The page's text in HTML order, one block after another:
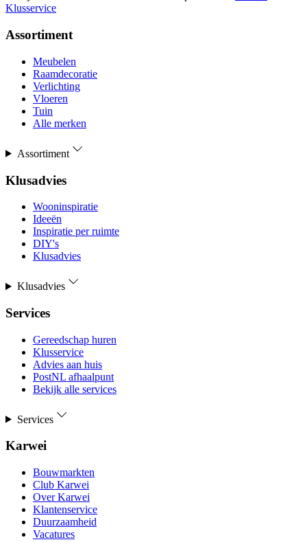
Klusservice
Assortiment
Meubelen
Raamdecoratie
Verlichting
Vloeren
Tuin
Alle merken
Assortiment
Klusadvies
Wooninspiratie
Ideeën
Inspiratie per ruimte
DIY's
Klusadvies
Klusadvies
Services
Gereedschap huren
Klusservice
Advies aan huis
PostNL afhaalpunt
Bekijk alle services
Services
Karwei
Bouwmarkten
Club Karwei
Over Karwei
Klantenservice
Duurzaamheid
Vacatures